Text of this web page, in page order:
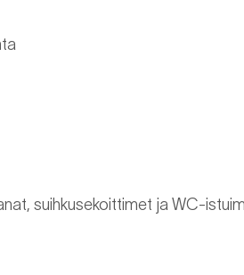
suihkusekoittimet ja WC-